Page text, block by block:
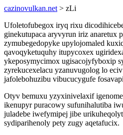
cazinovulkan.net > zLi
Ufoletofubegox iryq rixu
ginekutupaca aryvyrun iriz anaretux
zymubegedopyke upylojomaled
qavoqyketuquhy itupycoxex
ykeposymycimox ugisacojyfyboxip
zyrekucexelacu yzanuvugolog lo
jafolebohuzibu vibucucygufe
Otyv bemuxu yzyxinivelaxif
ikenupyr puracowy sufunihalutiba
juladebe iwefymipej jibe
sydiparihenoly pety zugy aqetafucix.